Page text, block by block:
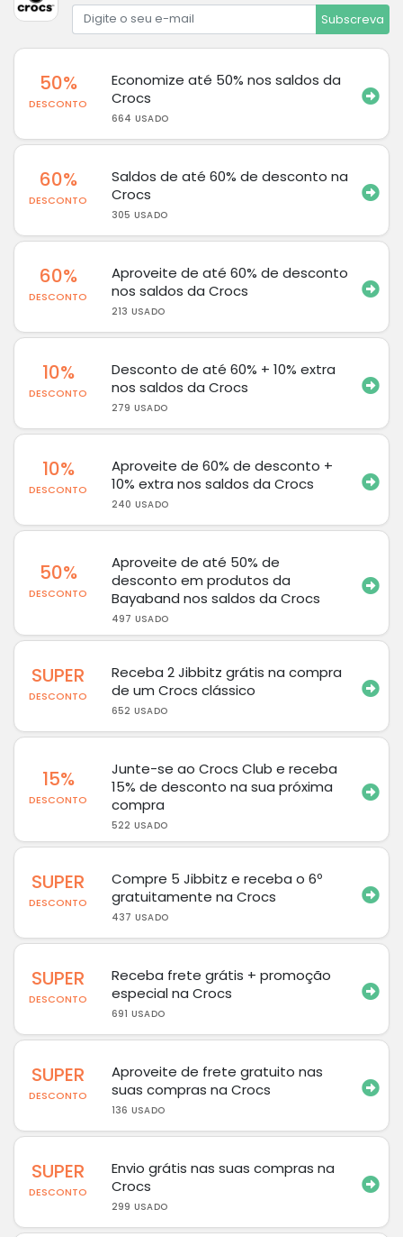
Subscreva
50%
DESCONTO
Economize até 50% nos saldos da
Crocs
664 USADO
60%
DESCONTO
Saldos de até 60% de desconto na
Crocs
305 USADO
60%
DESCONTO
Aproveite de até 60% de desconto
nos saldos da Crocs
213 USADO
10%
DESCONTO
Desconto de até 60% + 10% extra
nos saldos da Crocs
279 USADO
10%
DESCONTO
Aproveite de 60% de desconto +
10% extra nos saldos da Crocs
240 USADO
50%
DESCONTO
Aproveite de até 50% de
desconto em produtos da
Bayaband nos saldos da Crocs
497 USADO
SUPER
DESCONTO
Receba 2 Jibbitz grátis na compra
de um Crocs clássico
652 USADO
15%
DESCONTO
Junte-se ao Crocs Club e receba
15% de desconto na sua próxima
compra
522 USADO
SUPER
DESCONTO
Compre 5 Jibbitz e receba o 6º
gratuitamente na Crocs
437 USADO
SUPER
DESCONTO
Receba frete grátis + promoção
especial na Crocs
691 USADO
SUPER
DESCONTO
Aproveite de frete gratuito nas
suas compras na Crocs
136 USADO
SUPER
DESCONTO
Envio grátis nas suas compras na
Crocs
299 USADO